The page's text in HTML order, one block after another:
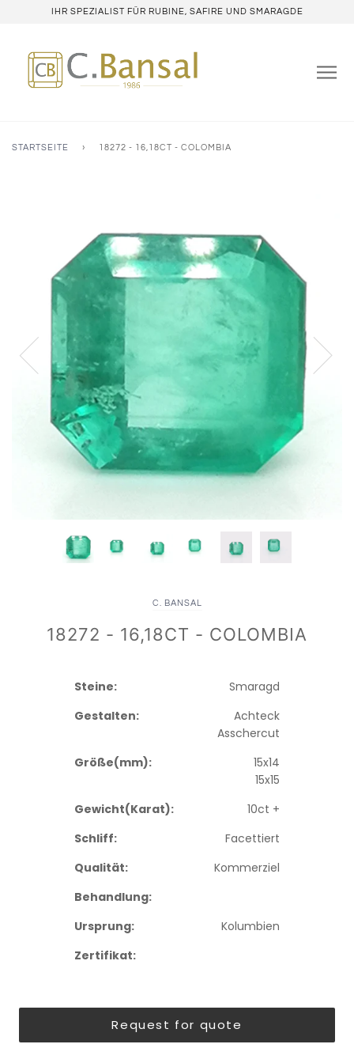
IHR SPEZIALIST FÜR RUBINE, SAFIRE UND SMARAGDE
STARTSEITE › 18272 - 16,18CT - COLOMBIA
C. BANSAL
18272 - 16,18CT - COLOMBIA
Steine:
Smaragd
Gestalten:
Achteck
Asschercut
Größe(mm):
15x14
15x15
Gewicht(Karat):
10ct +
Schliff:
Facettiert
Qualität:
Kommerziel
Behandlung:
Ursprung:
Kolumbien
Zertifikat:
Request for quote